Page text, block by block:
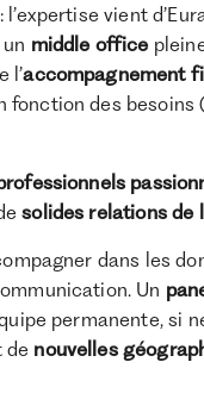
vient
middle office
l’accompagnement
fonction des besoins
solides relations de
dans les
Un
permanente, si
de nouvelles